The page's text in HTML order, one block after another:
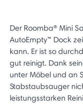
Der Roomba® Mini
AutoEmpty™ Dock
kann. Er ist so
gut reinigt. Dank
unter Möbel und an
Stabstaubsauger
leistungsstarken